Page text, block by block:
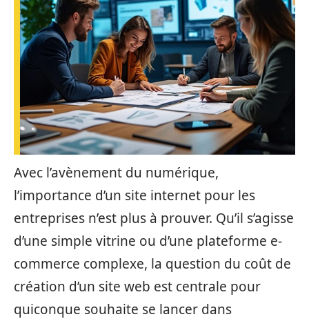
Avec l’avènement du numérique,
l’importance d’un site internet pour les
entreprises n’est plus à prouver. Qu’il s’agisse
d’une simple vitrine ou d’une plateforme e-
commerce complexe, la question du coût de
création d’un site web est centrale pour
quiconque souhaite se lancer dans